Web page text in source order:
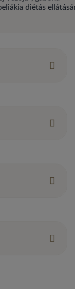
diétás